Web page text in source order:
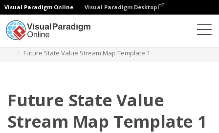
Visual Paradigm Online Visual Paradigm Desktop
Future State Value Stream Map Template 1
Future State Value
Stream Map Template 1